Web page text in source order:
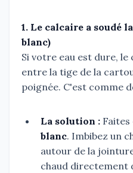
1. Le calcaire a soudé
blanc)
Si votre eau est dure,
entre la tige de la
poignée. C'est comme
La solution :
blanc. Imbibez un
autour de la
chaud directement